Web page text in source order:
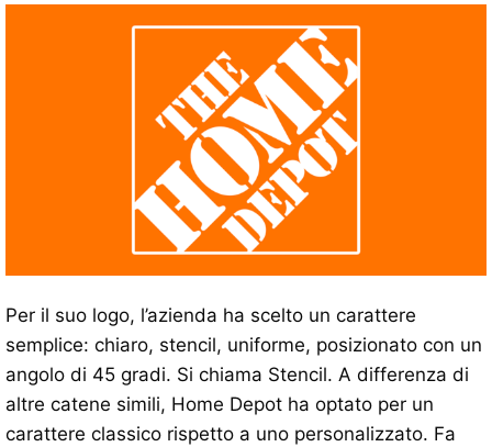
Per il suo logo, l’azienda ha scelto un carattere
semplice: chiaro, stencil, uniforme, posizionato con un
angolo di 45 gradi. Si chiama Stencil. A differenza di
altre catene simili, Home Depot ha optato per un
carattere classico rispetto a uno personalizzato. Fa